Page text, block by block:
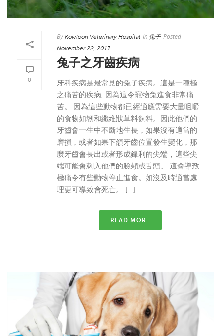
0
By Kowloon Veterinary Hospital In 兔子 Posted
November 22, 2017
兔子之牙齒疾病
牙科疾病是最常見的兔子疾病。這是一種極
之痛苦的疾病, 因為這令寵物兔進食非常痛
苦。 因為這些動物都已經適應需要大量咀嚼
的食物如韌和纖維狀草料飼料。因此他們的
牙齒會一生中不斷地生長，如果沒有適當的
磨損，或者如果下頜牙齒位置發生變化，那
麼牙齒會長出或者形成鋒利的尖端，這些尖
端可能會刺入他們的臉頰或舌頭。 這會導致
極痛令有些動物停止進食。如沒及時適當處
理更可導致會死亡。 [...]
READ MORE